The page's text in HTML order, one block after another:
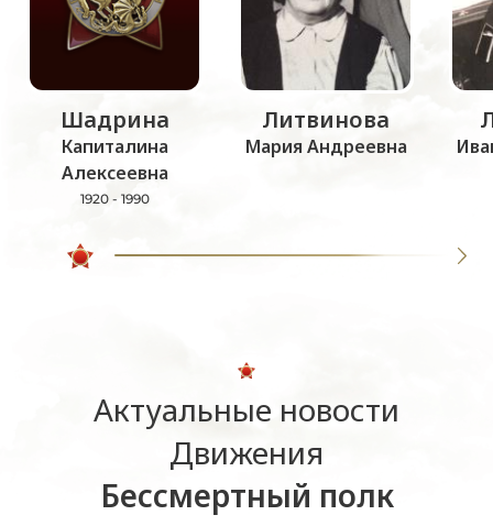
Шадрина
Капиталина
Алексеевна
1920 - 1990
Литвинова
Мария Андреевна
Актуальные новости
Движения
Бессмертный полк